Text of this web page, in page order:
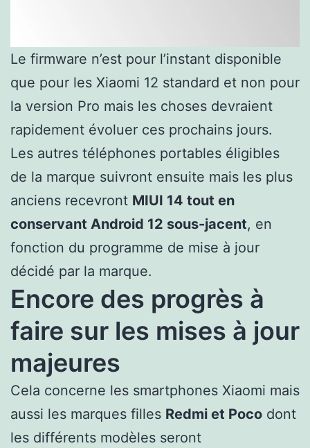
Le firmware n’est pour l’instant disponible
que pour les Xiaomi 12 standard et non pour
la version Pro mais les choses devraient
rapidement évoluer ces prochains jours.
Les autres téléphones portables éligibles
de la marque suivront ensuite mais les plus
anciens recevront MIUI 14 tout en
conservant Android 12 sous-jacent, en
fonction du programme de mise à jour
décidé par la marque.
Encore des progrès à
faire sur les mises à jour
majeures
Cela concerne les smartphones Xiaomi mais
aussi les marques filles Redmi et Poco dont
les différents modèles seront